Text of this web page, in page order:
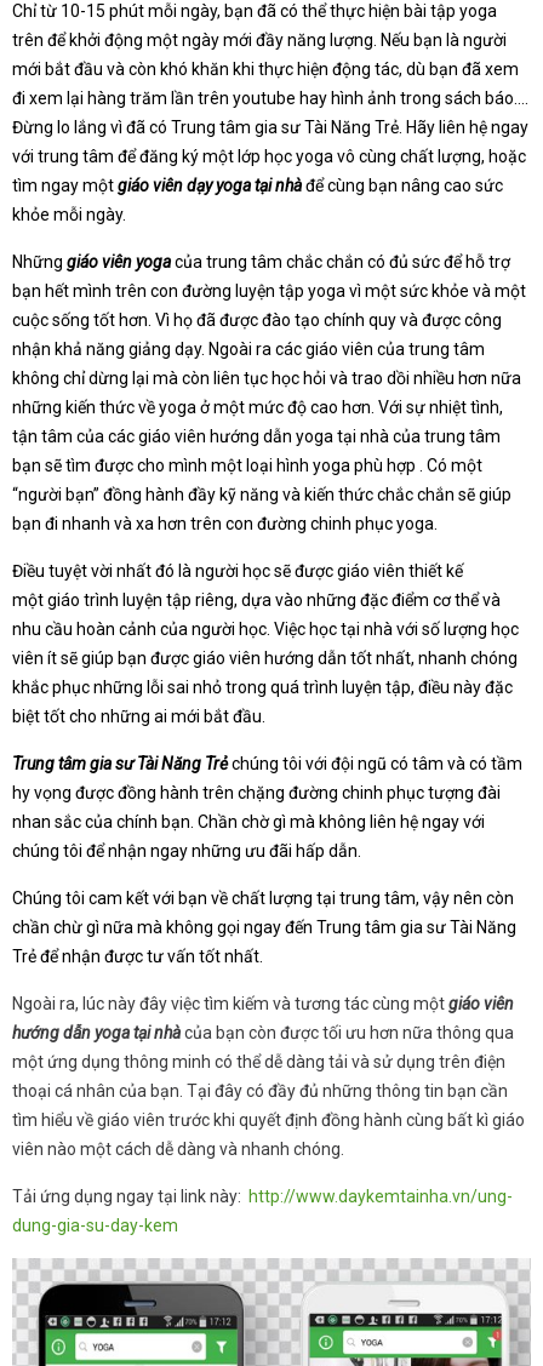
Chỉ từ 10-15 phút mỗi ngày, bạn đã có thể thực hiện bài tập yoga
trên để khởi động một ngày mới đầy năng lượng. Nếu bạn là người
mới bắt đầu và còn khó khăn khi thực hiện động tác, dù bạn đã xem
đi xem lại hàng trăm lần trên youtube hay hình ảnh trong sách báo….
Đừng lo lắng vì đã có Trung tâm gia sư Tài Năng Trẻ. Hãy liên hệ ngay
với trung tâm để đăng ký một lớp học yoga vô cùng chất lượng, hoặc
tìm ngay mộtgiáo viên dạy yoga tại nhàđể cùng bạn nâng cao sức
khỏe mỗi ngày.
Những giáo viên yogacủa trung tâm chắc chắn có đủ sức để hỗ trợ
bạn hết mình trên con đường luyện tập yoga vì một sức khỏe và một
cuộc sống tốt hơn. Vì họ đã được đào tạo chính quy và được công
nhận khả năng giảng dạy. Ngoài ra các giáo viên của trung tâm
không chỉ dừng lại mà còn liên tục học hỏi và trao dồi nhiều hơn nữa
những kiến thức về yoga ở một mức độ cao hơn. Với sự nhiệt tình,
tận tâm của các giáo viên hướng dẫn yoga tại nhà của trung tâm
bạn sẽ tìm được cho mình một loại hình yoga phù hợp . Có một
“người bạn” đồng hành đầy kỹ năng và kiến thức chắc chắn sẽ giúp
bạn đi nhanh và xa hơn trên con đường chinh phục yoga.
Điều tuyệt vời nhất đó là người học sẽ được giáo viên thiết kế
một giáo trình luyện tập riêng, dựa vào những đặc điểm cơ thể và
nhu cầu hoàn cảnh của người học. Việc học tại nhà với số lượng học
viên ít sẽ giúp bạn được giáo viên hướng dẫn tốt nhất, nhanh chóng
khắc phục những lỗi sai nhỏ trong quá trình luyện tập, điều này đặc
biệt tốt cho những ai mới bắt đầu.
Trung tâm gia sư Tài Năng Trẻchúng tôi với đội ngũ có tâm và có tầm
hy vọng được đồng hành trên chặng đường chinh phục tượng đài
nhan sắc của chính bạn. Chần chờ gì mà không liên hệ ngay với
chúng tôi để nhận ngay những ưu đãi hấp dẫn.
Chúng tôi cam kết với bạn về chất lượng tại trung tâm, vậy nên còn
chần chừ gì nữa mà không gọi ngay đến Trung tâm gia sư Tài Năng
Trẻ để nhận được tư vấn tốt nhất.
Ngoài ra, lúc này đây việc tìm kiếm và tương tác cùng mộtgiáo viên
hướng dẫn yoga tại nhàcủa bạn còn được tối ưu hơn nữa thông qua
một ứng dụng thông minh có thể dễ dàng tải và sử dụng trên điện
thoại cá nhân của bạn. Tại đây có đầy đủ những thông tin bạn cần
tìm hiểu về giáo viên trước khi quyết định đồng hành cùng bất kì giáo
viên nào một cách dễ dàng và nhanh chóng.
Tải ứng dụng ngay tại link này: http://www.daykemtainha.vn/ung-
dung-gia-su-day-kem